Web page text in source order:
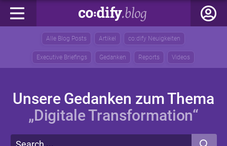
Alle Blog Posts Artikel co:dify Neuigkeiten
Executive Briefings Gedanken Reports Videos
Unsere Gedanken zum Thema
„Digitale Transformation“